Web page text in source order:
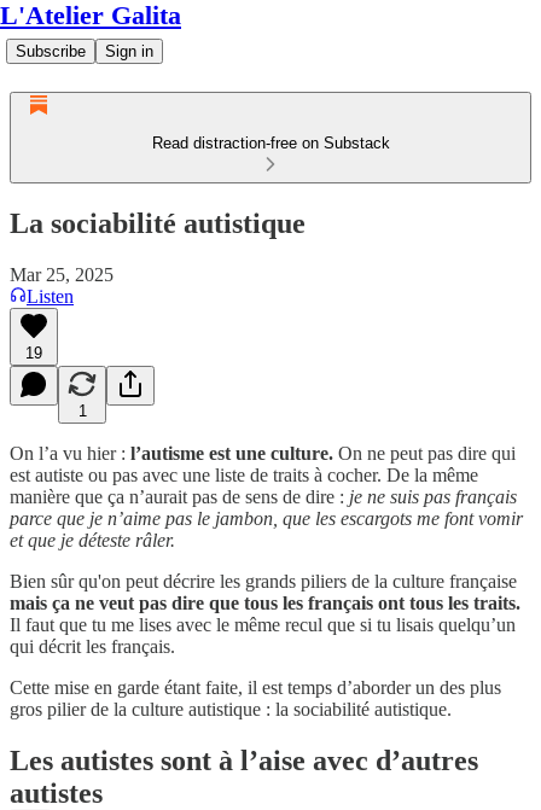
L'Atelier Galita
Subscribe Sign in
Read distraction-free on Substack
La sociabilité autistique
Mar 25, 2025
Listen
19
1
On l’a vu hier : l’autisme est une culture. On ne peut pas dire qui
est autiste ou pas avec une liste de traits à cocher. De la même
manière que ça n’aurait pas de sens de dire : je ne suis pas français
parce que je n’aime pas le jambon, que les escargots me font vomir
et que je déteste râler.
Bien sûr qu'on peut décrire les grands piliers de la culture française
mais ça ne veut pas dire que tous les français ont tous les traits.
Il faut que tu me lises avec le même recul que si tu lisais quelqu’un
qui décrit les français.
Cette mise en garde étant faite, il est temps d’aborder un des plus
gros pilier de la culture autistique : la sociabilité autistique.
Les autistes sont à l’aise avec d’autres
autistes